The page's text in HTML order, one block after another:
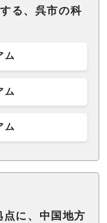
る、呉市の科
ム
ム
ム
点に、中国地方